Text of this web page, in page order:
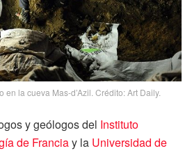
la cueva Mas-d’Azil. Crédito: Art Daily.
y geólogos del Instituto
de Franciay la Universidad de